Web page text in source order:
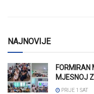
NAJNOVIJE
FORMIRAN
MJESNOJ
PRIJE 1 SAT